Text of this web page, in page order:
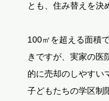
とも、住み替えを決
100㎡を超える面積
きですが、実家の医
的に売却のしやすい
子どもたちの学区制